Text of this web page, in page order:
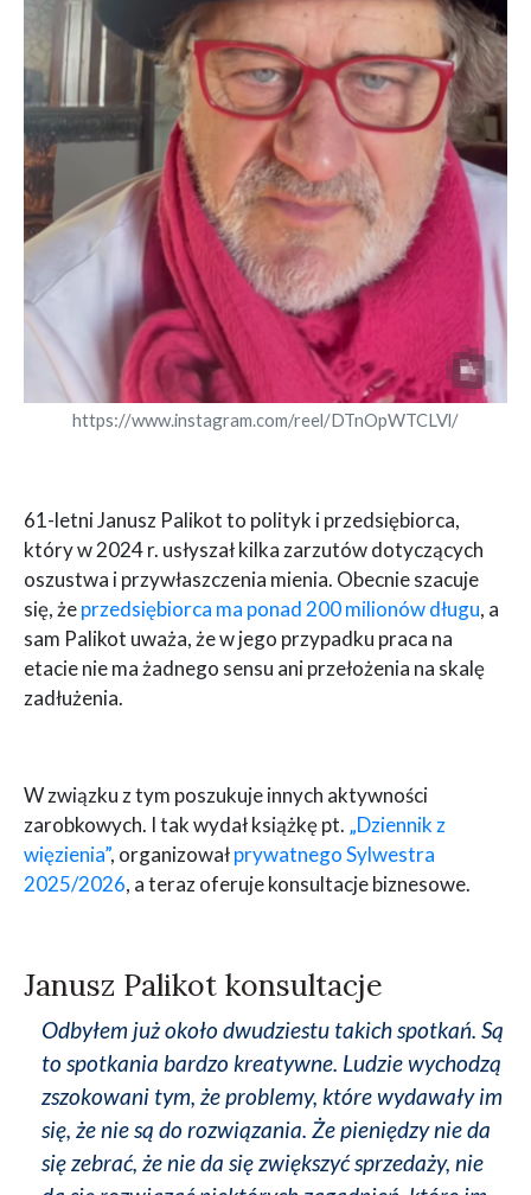
https://www.instagram.com/reel/DTnOpWTCLVl/
61-letni Janusz Palikot to polityk i przedsiębiorca,
który w 2024 r. usłyszał kilka zarzutów dotyczących
oszustwa i przywłaszczenia mienia. Obecnie szacuje
się, żeprzedsiębiorca ma ponad 200 milionów długu, a
sam Palikot uważa, że w jego przypadku praca na
etacie nie ma żadnego sensu ani przełożenia na skalę
zadłużenia.
W związku z tym poszukuje innych aktywności
zarobkowych. I tak wydał książkę pt. „Dziennik z
więzienia”, organizowałprywatnego Sylwestra
2025/2026, a teraz oferuje konsultacje biznesowe.
Janusz Palikot konsultacje
Odbyłem już około dwudziestu takich spotkań. Są
to spotkania bardzo kreatywne. Ludzie wychodzą
zszokowani tym, że problemy, które wydawały im
się, że nie są do rozwiązania. Że pieniędzy nie da
się zebrać, że nie da się zwiększyć sprzedaży, nie